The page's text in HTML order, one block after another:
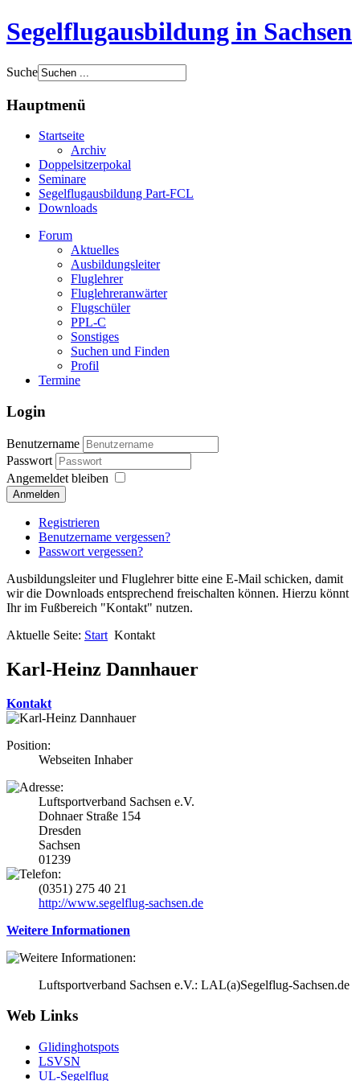
Segelflugausbildung in Sachsen
Suche
Hauptmenü
Startseite
Archiv
Doppelsitzerpokal
Seminare
Segelflugausbildung Part-FCL
Downloads
Forum
Aktuelles
Ausbildungsleiter
Fluglehrer
Fluglehreranwärter
Flugschüler
PPL-C
Sonstiges
Suchen und Finden
Profil
Termine
Login
Benutzername
Passwort
Angemeldet bleiben
Anmelden
Registrieren
Benutzername vergessen?
Passwort vergessen?
Ausbildungsleiter und Fluglehrer bitte eine E-Mail schicken, damit
wir die Downloads entsprechend freischalten können. Hierzu könnt
Ihr im Fußbereich "Kontakt" nutzen.
Aktuelle Seite: Start Kontakt
Karl-Heinz Dannhauer
Kontakt
Position:
Webseiten Inhaber
Luftsportverband Sachsen e.V.
Dohnaer Straße 154
Dresden
Sachsen
01239
(0351) 275 40 21
http://www.segelflug-sachsen.de
Weitere Informationen
Luftsportverband Sachsen e.V.: LAL(a)Segelflug-Sachsen.de
Web Links
Glidinghotspots
LSVSN
UL-Segelflug